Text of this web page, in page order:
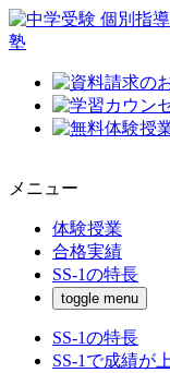
メニュー
体験授業
合格実績
SS-1の特長
toggle menu
SS-1の特長
SS-1で成績が